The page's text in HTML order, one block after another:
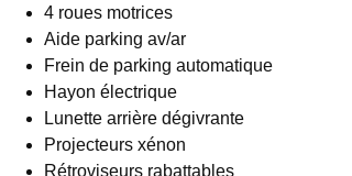
4 roues motrices
Aide parking av/ar
Frein de parking automatique
Hayon électrique
Lunette arrière dégivrante
Projecteurs xénon
Rétroviseurs rabattables